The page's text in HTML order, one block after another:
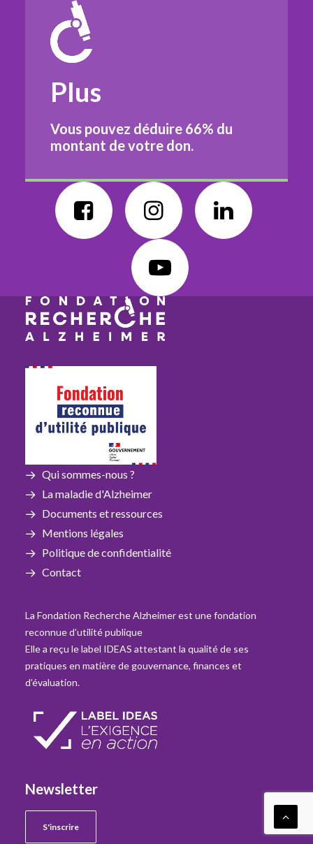
Plus
Vous pouvez déduire 66% du
montant de votre don.
Qui sommes-nous ?
La maladie d'Alzheimer
Documents et ressources
Mentions légales
Politique de confidentialité
Contact
La Fondation Recherche Alzheimer est une fondation
reconnue d’utilité publique
Elle a reçu le label IDEAS attestant la qualité de ses
pratiques en matière de gouvernance, finances et
d’évaluation.
Newsletter
S'inscrire